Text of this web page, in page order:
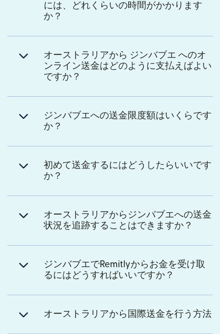
には、どれくらいの時間がかかります
か？
オーストラリアから ジンバブエ へのオ
ンライン送金はどのように支払えばよい
ですか？
ジンバブエへの送金限度額はいくらです
か？
初めて送金するにはどうしたらいいです
か？
オーストラリアからジンバブエへの送金
状況を追跡することはできますか？
ジンバブエでRemitlyからお金を受け取
るにはどうすればいいですか？
オーストラリアから国際送金を行う方法